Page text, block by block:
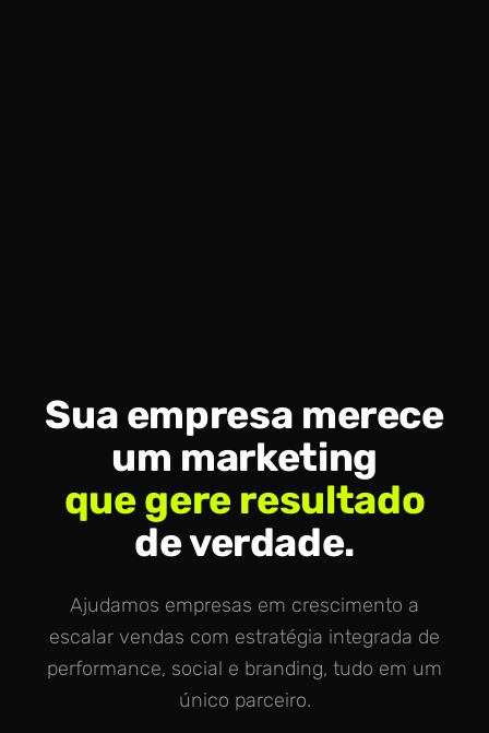
Sua empresa merece
um marketing
que gere resultado
de verdade.
Ajudamos empresas em crescimento a
escalar vendas com estratégia integrada de
performance, social e branding, tudo em um
único parceiro.